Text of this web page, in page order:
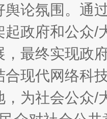
舆论氛围。通
起政府和公众/
，最终实现政
合现代网络科
，为社会公众/